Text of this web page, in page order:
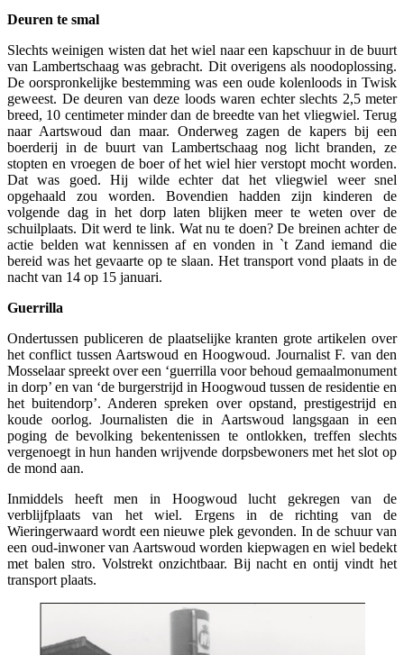
Deuren te smal
Slechts weinigen wisten dat het wiel naar een kapschuur in de buurt
van Lambertschaag was gebracht. Dit overigens als noodoplossing.
De oorspronkelijke bestemming was een oude kolenloods in Twisk
geweest. De deuren van deze loods waren echter slechts 2,5 meter
breed, 10 centimeter minder dan de breedte van het vliegwiel. Terug
naar Aartswoud dan maar. Onderweg zagen de kapers bij een
boerderij in de buurt van Lambertschaag nog licht branden, ze
stopten en vroegen de boer of het wiel hier verstopt mocht worden.
Dat was goed. Hij wilde echter dat het vliegwiel weer snel
opgehaald zou worden. Bovendien hadden zijn kinderen de
volgende dag in het dorp laten blijken meer te weten over de
schuilplaats. Dit werd te link. Wat nu te doen? De breinen achter de
actie belden wat kennissen af en vonden in `t Zand iemand die
bereid was het gevaarte op te slaan. Het transport vond plaats in de
nacht van 14 op 15 januari.
Guerrilla
Ondertussen publiceren de plaatselijke kranten grote artikelen over
het conflict tussen Aartswoud en Hoogwoud. Journalist F. van den
Mosselaar spreekt over een ‘guerrilla voor behoud gemaalmonument
in dorp’ en van ‘de burgerstrijd in Hoogwoud tussen de residentie en
het buitendorp’. Anderen spreken over opstand, prestigestrijd en
koude oorlog. Journalisten die in Aartswoud langsgaan in een
poging de bevolking bekentenissen te ontlokken, treffen slechts
vergenoegt in hun handen wrijvende dorpsbewoners met het slot op
de mond aan.
Inmiddels heeft men in Hoogwoud lucht gekregen van de
verblijfplaats van het wiel. Ergens in de richting van de
Wieringerwaard wordt een nieuwe plek gevonden. In de schuur van
een oud-inwoner van Aartswoud worden kiepwagen en wiel bedekt
met balen stro. Volstrekt onzichtbaar. Bij nacht en ontij vindt het
transport plaats.